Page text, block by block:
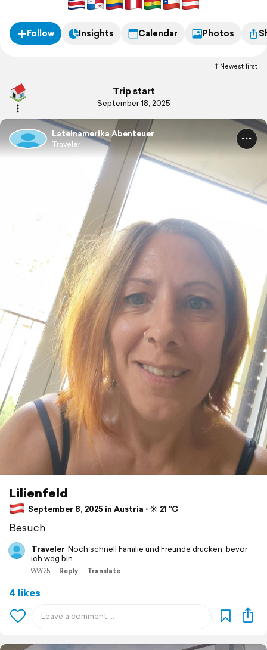
Follow Insights Calendar Photos
Newest first
Trip start
September 18, 2025
Lateinamerika Abenteuer
Traveler
Lilienfeld
September 8, 2025 in Austria ⋅ ☀️ 21 °C
Besuch
Traveler Noch schnell Familie und Freunde drücken, bevor
ich weg bin
9/9/25 Reply Translate
4 likes